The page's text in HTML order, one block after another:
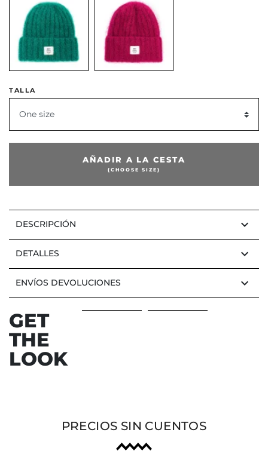
TALLA
One size
AÑADIR A LA CESTA
(CHOOSE SIZE)
DESCRIPCIÓN keyboard_arrow_down
DETALLES keyboard_arrow_down
ENVÍOS DEVOLUCIONES keyboard_arrow_down
GET
THE
LOOK
PRECIOS SIN CUENTOS